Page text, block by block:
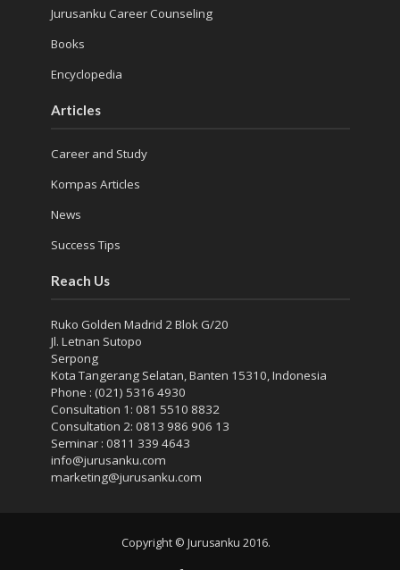
Jurusanku Career Counseling
Books
Encyclopedia
Articles
Career and Study
Kompas Articles
News
Success Tips
Reach Us
Ruko Golden Madrid 2 Blok G/20
Jl. Letnan Sutopo
Serpong
Kota Tangerang Selatan, Banten 15310, Indonesia
Phone : (021) 5316 4930
Consultation 1: 081 5510 8832
Consultation 2: 0813 986 906 13
Seminar : 0811 339 4643
info@jurusanku.com
marketing@jurusanku.com
Copyright © Jurusanku 2016.